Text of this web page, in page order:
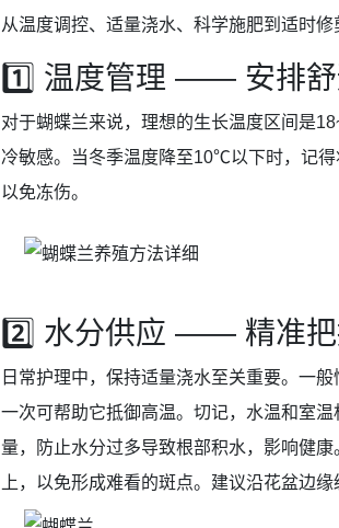
从温度调控、适量浇水、科学施肥到适时
1️⃣ 温度管理 —— 安排舒
对于蝴蝶兰来说，理想的生长温度区间是
冷敏感。当冬季温度降至10℃以下时，记得
以免冻伤。
2️⃣ 水分供应 —— 精准把
日常护理中，保持适量浇水至关重要。一
一次可帮助它抵御高温。切记，水温和室
量，防止水分过多导致根部积水，影响健
上，以免形成难看的斑点。建议沿花盆边